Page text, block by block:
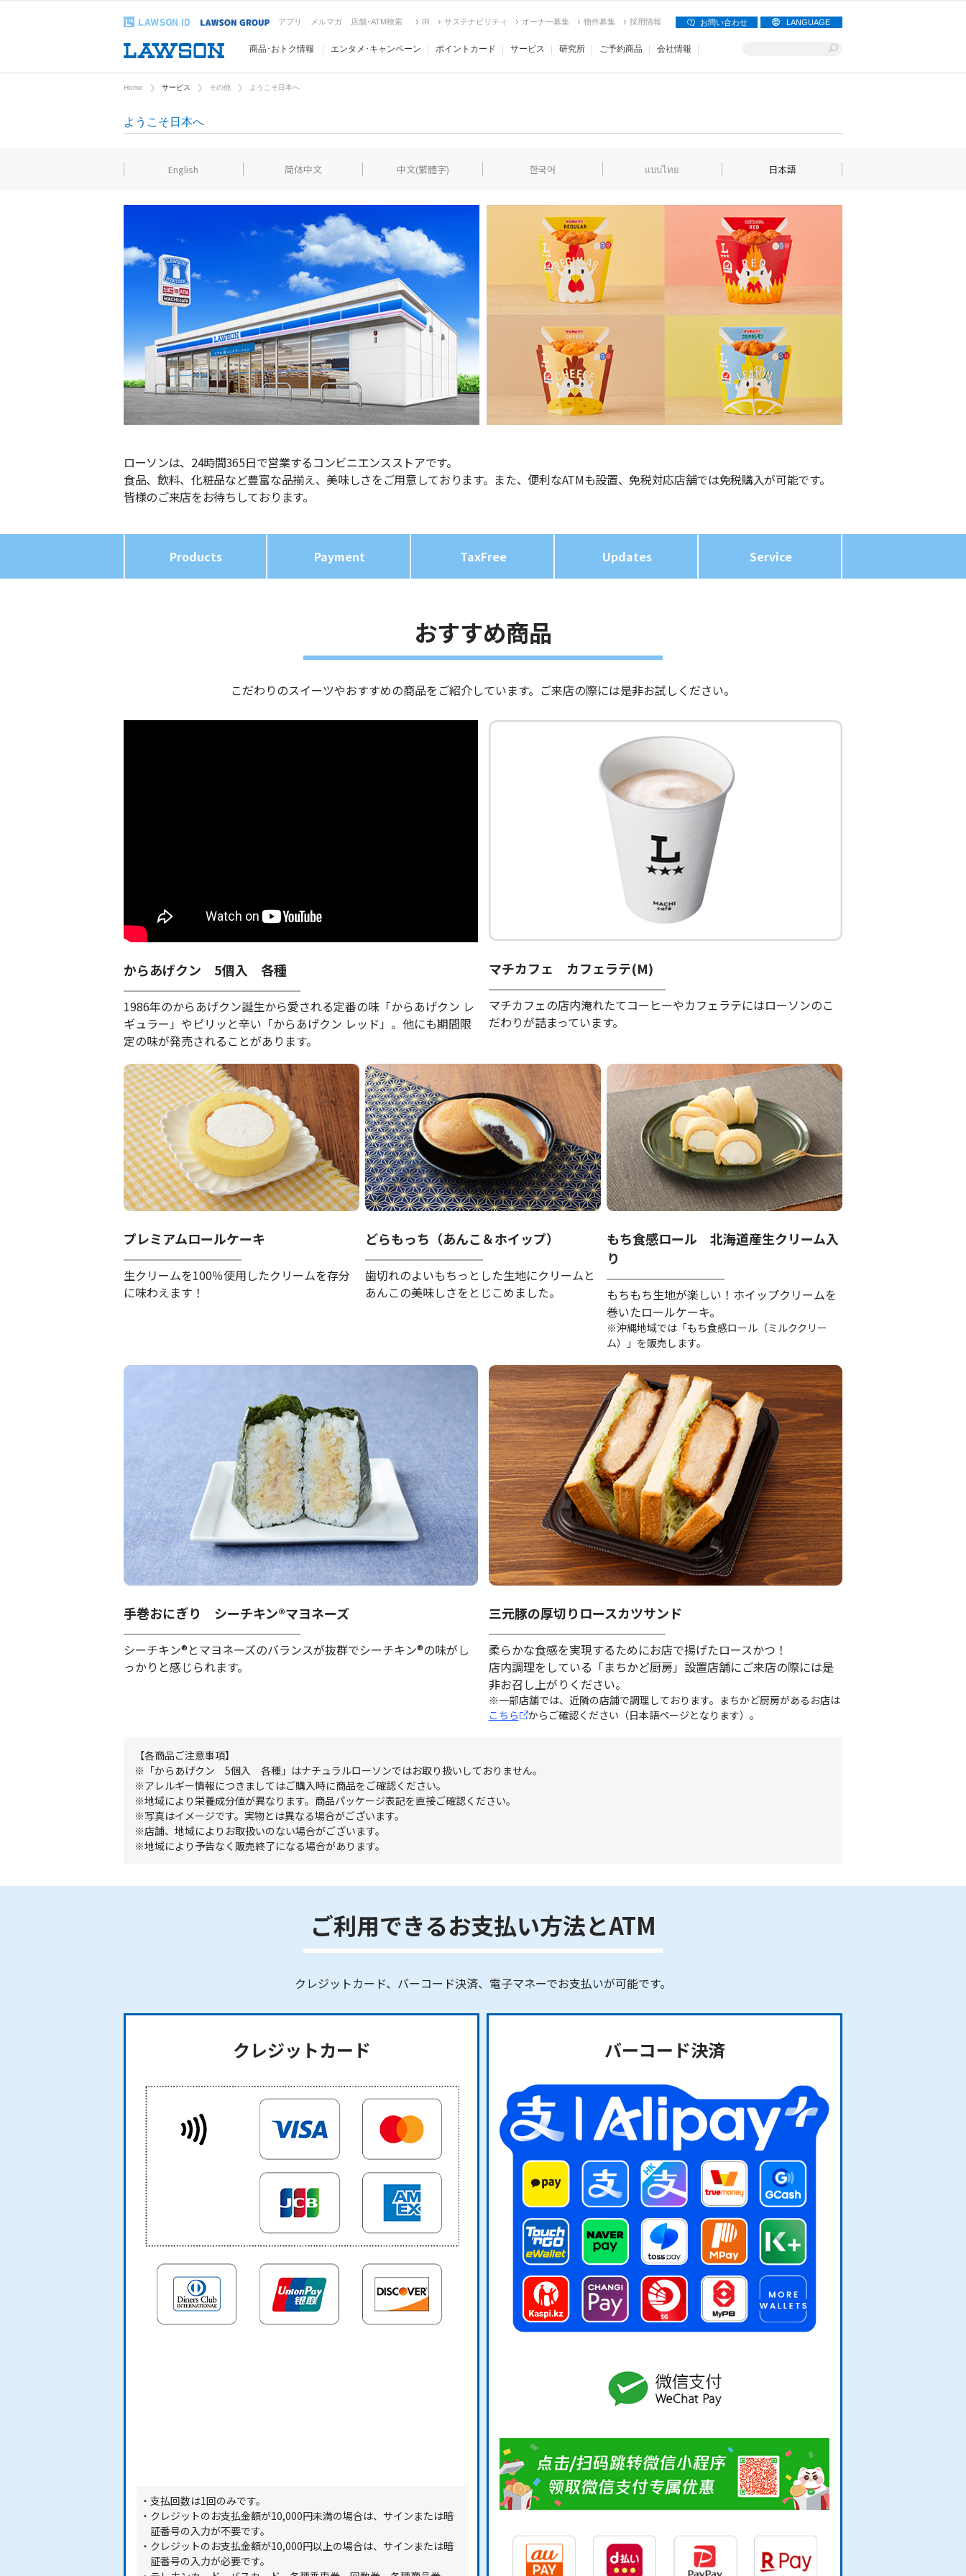
アプリ メルマガ 店舗･ATM検索 IR サステナビリティ オーナー募集 物件募集 採用情報 お問い合わせ LANGUAGE
商品･おトク情報 エンタメ･キャンペーン ポイントカード サービス 研究所 ご予約商品 会社情報
Home サービス その他 ようこそ日本へ
ようこそ日本へ
English 简体中文 中文(繁體字) 한국어 แบบไทย 日本語
ローソンは、24時間365日で営業するコンビニエンスストアです。
食品、飲料、化粧品など豊富な品揃え、美味しさをご用意しております。また、便利なATMも設置、免税対応店舗では免税購入が可能です。
皆様のご来店をお待ちしております。
Products Payment TaxFree Updates Service
おすすめ商品
こだわりのスイーツやおすすめの商品をご紹介しています。ご来店の際には是非お試しください。
からあげクン 5個入 各種
1986年のからあげクン誕生から愛される定番の味「からあげクン レ
ギュラー」やピリッと辛い「からあげクン レッド」。他にも期間限
定の味が発売されることがあります。
マチカフェ カフェラテ(M)
マチカフェの店内淹れたてコーヒーやカフェラテにはローソンのこ
だわりが詰まっています。
プレミアムロールケーキ
生クリームを100％使用したクリームを存分
に味わえます！
どらもっち（あんこ＆ホイップ）
歯切れのよいもちっとした生地にクリームと
あんこの美味しさをとじこめました。
もち食感ロール 北海道産生クリーム入
り
もちもち生地が楽しい！ホイップクリームを
巻いたロールケーキ。
※沖縄地域では「もち食感ロール（ミルククリー
ム）」を販売します。
手巻おにぎり シーチキン®マヨネーズ
シーチキン®とマヨネーズのバランスが抜群でシーチキン®の味がし
っかりと感じられます。
三元豚の厚切りロースカツサンド
柔らかな食感を実現するためにお店で揚げたロースかつ！
店内調理をしている「まちかど厨房」設置店舗にご来店の際には是
非お召し上がりください。
※一部店舗では、近隣の店舗で調理しております。まちかど厨房があるお店は
こちら
からご確認ください（日本語ページとなります）。
【各商品ご注意事項】
「からあげクン 5個入 各種」はナチュラルローソンではお取り扱いしておりません。
アレルギー情報につきましてはご購入時に商品をご確認ください。
地域により栄養成分値が異なります。商品パッケージ表記を直接ご確認ください。
写真はイメージです。実物とは異なる場合がございます。
店舗、地域によりお取扱いのない場合がございます。
地域により予告なく販売終了になる場合があります。
ご利用できるお支払い方法とATM
クレジットカード、バーコード決済、電子マネーでお支払いが可能です。
クレジットカード
支払回数は1回のみです。
クレジットのお支払金額が10,000円未満の場合は、サインまたは暗
証番号の入力が不要です。
クレジットのお支払金額が10,000円以上の場合は、サインまたは暗
証番号の入力が必要です。
バーコード決済